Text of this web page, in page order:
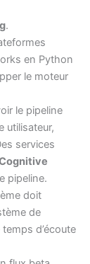
.
en Python
le moteur
le pipeline
utilisateur,
services
pipeline.
doit
de
d’écoute